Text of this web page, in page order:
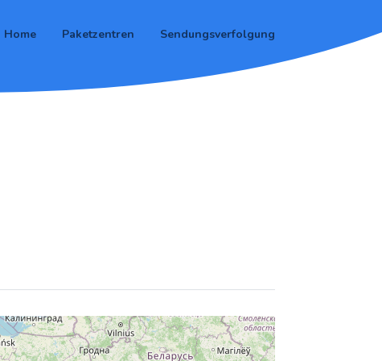
Home Paketzentren Sendungsverfolgung